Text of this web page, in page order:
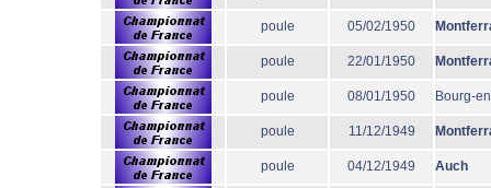
poule 05/02/1950
poule 22/01/1950
poule 08/01/1950 Bourg-
poule 11/12/1949
poule 04/12/1949 Auch